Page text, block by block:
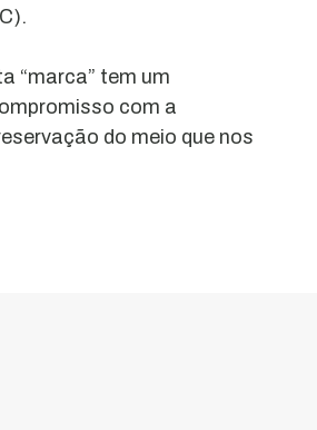
“marca” tem um
com a
do meio que nos